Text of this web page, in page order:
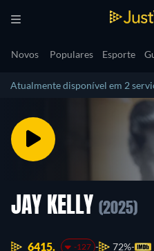
Novos Populares Esporte
Atualmente disponível em 2
JAY KELLY (2025)
6415. -127 72%